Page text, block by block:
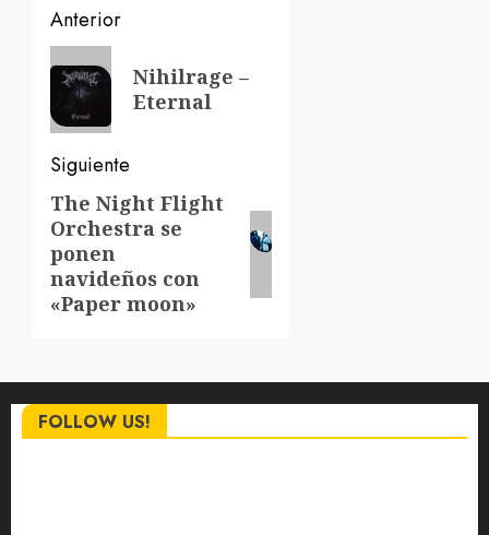
Navegación
de
entradas
Anterior
Entrada
anterior:
Nihilrage –
Eternal
Siguiente
Siguiente
entrada:
The Night Flight
Orchestra se
ponen
navideños con
«Paper moon»
FOLLOW US!